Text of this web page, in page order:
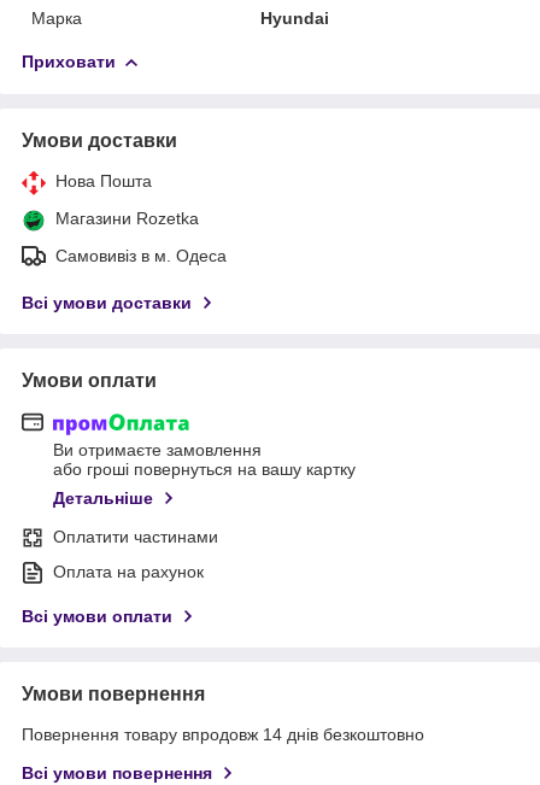
Марка
Hyundai
Приховати
Умови доставки
Нова Пошта
Магазини Rozetka
Самовивіз в м. Одеса
Всі умови доставки
Умови оплати
Ви отримаєте замовлення
або гроші повернуться на вашу картку
Детальніше
Оплатити частинами
Оплата на рахунок
Всі умови оплати
Умови повернення
Повернення товару впродовж 14 днів безкоштовно
Всі умови повернення